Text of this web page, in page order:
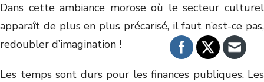
Dans cette ambiance morose où le secteur culturel
apparaît de plus en plus précarisé, il faut n’est-ce pas,
redoubler d’imagination !
Les temps sont durs pour les finances publiques. Les